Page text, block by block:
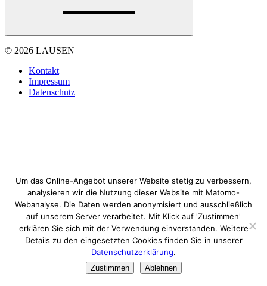
© 2026 LAUSEN
Kontakt
Impressum
Datenschutz
Um das Online-Angebot unserer Website stetig zu verbessern,
analysieren wir die Nutzung dieser Website mit Matomo-
Webanalyse. Die Daten werden anonymisiert und ausschließlich
auf unserem Server verarbeitet. Mit Klick auf 'Zustimmen'
erklären Sie sich mit der Verwendung einverstanden. Weitere
Details zu den eingesetzten Cookies finden Sie in unserer
Datenschutzerklärung.
Zustimmen Ablehnen